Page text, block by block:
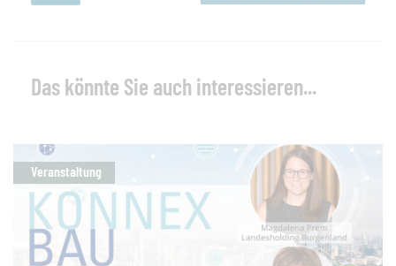
Das könnte Sie auch interessieren...
Veranstaltung